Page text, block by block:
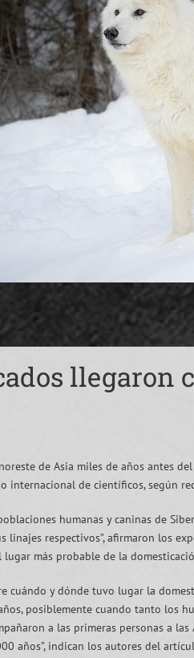
llegaron
de Asia miles de años antes
internacional de científicos, según
humanas y caninas de
linajes respectivos”, afirmaron los
más probable de la
cuándo y dónde tuvo lugar la
posiblemente cuando tanto los
a las primeras personas a
años”, indican los autores del